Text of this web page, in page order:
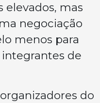
elevados, mas
negociação
menos para
integrantes de
do